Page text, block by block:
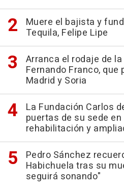
Muere el bajista y
Tequila, Felipe Lipe
Arranca el rodaje de
Fernando Franco, que
Madrid y Soria
La Fundación Carlos
puertas de su sede
rehabilitación y
Pedro Sánchez
Habichuela tras su
seguirá sonando"